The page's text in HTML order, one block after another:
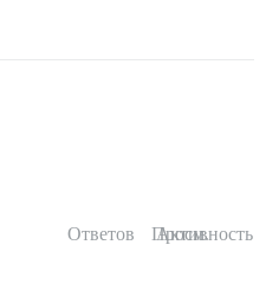
Ответов Просм.
Активность